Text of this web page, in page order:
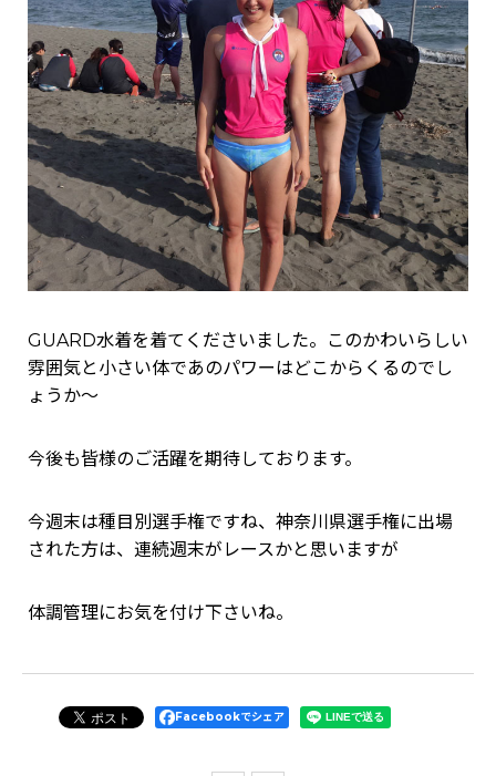
GUARD水着を着てくださいました。このかわいらしい
雰囲気と小さい体であのパワーはどこからくるのでし
ょうか～
今後も皆様のご活躍を期待しております。
今週末は種目別選手権ですね、神奈川県選手権に出場
された方は、連続週末がレースかと思いますが
体調管理にお気を付け下さいね。
Facebookでシェア